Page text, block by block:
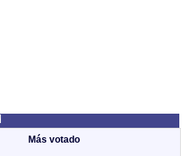
Más votado